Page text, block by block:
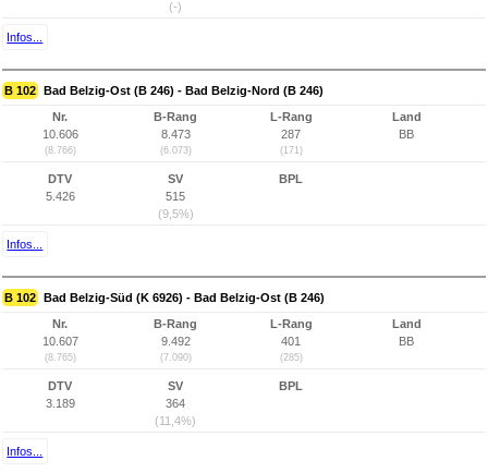
(-)
Infos...
B 102 Bad Belzig-Ost (B 246) - Bad Belzig-Nord (B 246)
Nr.
10.606
(8.766)
B-Rang
8.473
(6.073)
L-Rang
287
(171)
Land
BB
DTV
5.426
SV
515
(9,5%)
BPL
Infos...
B 102 Bad Belzig-Süd (K 6926) - Bad Belzig-Ost (B 246)
Nr.
10.607
(8.765)
B-Rang
9.492
(7.090)
L-Rang
401
(285)
Land
BB
DTV
3.189
SV
364
(11,4%)
BPL
Infos...